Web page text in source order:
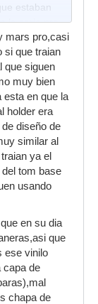
estaban
la serie pro
sino
los
y arce y
que
los toms y
y en
mars pro,casi
si que traian
que siguen
muy bien
esta en que la
holder era
diseño de
similar al
ya el
tom base
usando
en su dia
que
ese vinilo
capa de
chapa de